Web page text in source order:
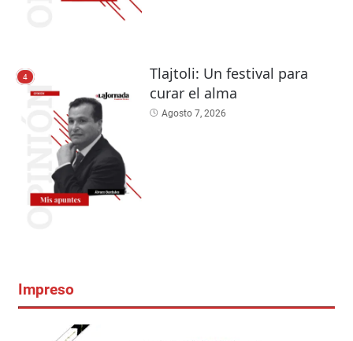
4
Tlajtoli: Un festival para
curar el alma
Agosto 7, 2026
Impreso